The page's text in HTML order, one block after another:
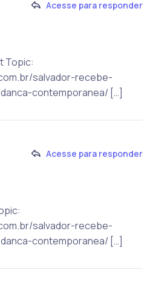
Acesse para responder
Topic:
salvador-recebe-
contemporanea/ […]
Acesse para responder
salvador-recebe-
contemporanea/ […]